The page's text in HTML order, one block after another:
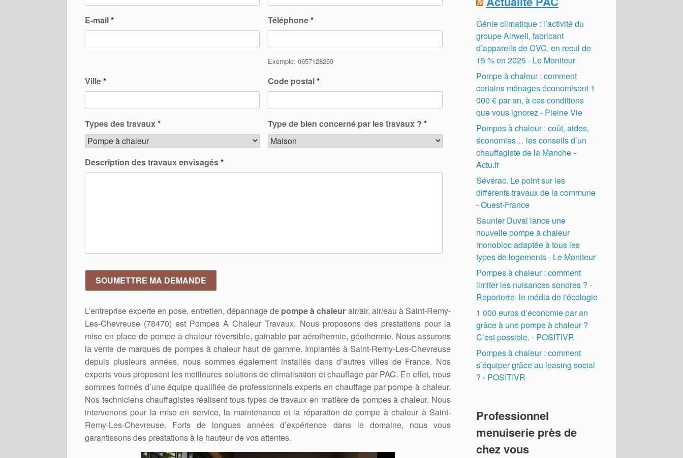
E-mail* Téléphone*
Exemple: 0657128259
Ville* Code postal*
Types des travaux* Type de bien concerné par les travaux ? *
Description des travaux envisagés*
L’entreprise experte en pose, entretien, dépannage de pompe à chaleur air/air, air/eau à Saint-Remy-
Les-Chevreuse (78470) est Pompes A Chaleur Travaux. Nous proposons des prestations pour la
mise en place de pompe à chaleur réversible, gainable par aérothermie, géothermie. Nous assurons
la vente de marques de pompes à chaleur haut de gamme. Implantés à Saint-Remy-Les-Chevreuse
depuis plusieurs années, nous sommes également installés dans d’autres villes de France. Nos
experts vous proposent les meilleures solutions de climatisation et chauffage par PAC. En effet, nous
sommes formés d’une équipe qualifiée de professionnels experts en chauffage par pompe à chaleur.
Nos techniciens chauffagistes réalisent tous types de travaux en matière de pompes à chaleur. Nous
intervenons pour la mise en service, la maintenance et la réparation de pompe à chaleur à Saint-
Remy-Les-Chevreuse. Forts de longues années d’expérience dans le domaine, nous vous
garantissons des prestations à la hauteur de vos attentes.
Génie climatique : l’activité du
groupe Airwell, fabricant
d’appareils de CVC, en recul de
15 % en 2025 - Le Moniteur
Pompe à chaleur : comment
certains ménages économisent 1
000 € par an, à ces conditions
que vous ignorez - Pleine Vie
Pompes à chaleur : coût, aides,
économies… les conseils d’un
chauffagiste de la Manche -
Actu.fr
Sévérac. Le point sur les
différents travaux de la commune
- Ouest-France
Saunier Duval lance une
nouvelle pompe à chaleur
monobloc adaptée à tous les
types de logements - Le Moniteur
Pompes à chaleur : comment
limiter les nuisances sonores ? -
Reporterre, le média de l'écologie
1 000 euros d’économie par an
grâce à une pompe à chaleur ?
C’est possible. - POSITIVR
Pompes à chaleur : comment
s’équiper grâce au leasing social
? - POSITIVR
Professionnel
menuiserie près de
chez vous